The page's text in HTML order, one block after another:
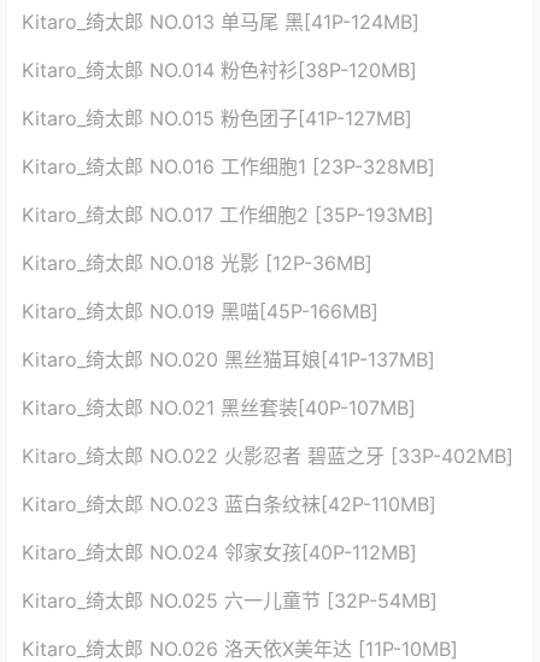
Kitaro_绮太郎 NO.013 单马尾 黑[41P-124MB]
Kitaro_绮太郎 NO.014 粉色衬衫[38P-120MB]
Kitaro_绮太郎 NO.015 粉色团子[41P-127MB]
Kitaro_绮太郎 NO.016 工作细胞1 [23P-328MB]
Kitaro_绮太郎 NO.017 工作细胞2 [35P-193MB]
Kitaro_绮太郎 NO.018 光影 [12P-36MB]
Kitaro_绮太郎 NO.019 黑喵[45P-166MB]
Kitaro_绮太郎 NO.020 黑丝猫耳娘[41P-137MB]
Kitaro_绮太郎 NO.021 黑丝套装[40P-107MB]
Kitaro_绮太郎 NO.022 火影忍者 碧蓝之牙 [33P-402MB]
Kitaro_绮太郎 NO.023 蓝白条纹袜[42P-110MB]
Kitaro_绮太郎 NO.024 邻家女孩[40P-112MB]
Kitaro_绮太郎 NO.025 六一儿童节 [32P-54MB]
Kitaro_绮太郎 NO.026 洛天依X美年达 [11P-10MB]